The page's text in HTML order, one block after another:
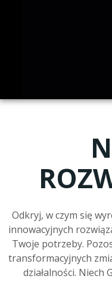
Odkryj, w czym się
innowacyjnych
Twoje potrzeby.
transformacyjnych
działalności. Niech